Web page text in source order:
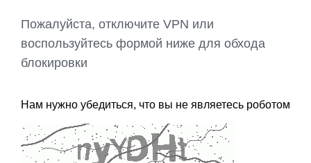
Пожалуйста, отключите VPN или
воспользуйтесь формой ниже для обхода
блокировки
Нам нужно убедиться, что вы не являетесь роботом